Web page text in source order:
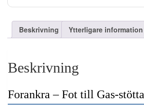
Beskrivning Ytterligare information
Beskrivning
Forankra – Fot till Gas-stötta